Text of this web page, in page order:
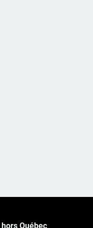
Québec